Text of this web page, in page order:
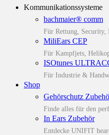
Kommunikationssysteme
bachmaier® comm
Für Rettung,
MiliEars CEP
Für Kampfjets,
ISOtunes
Für Industrie &
Shop
Gehörschutz
Finde alles für den
In Ears Zubehör
Entdecke UNIFIT